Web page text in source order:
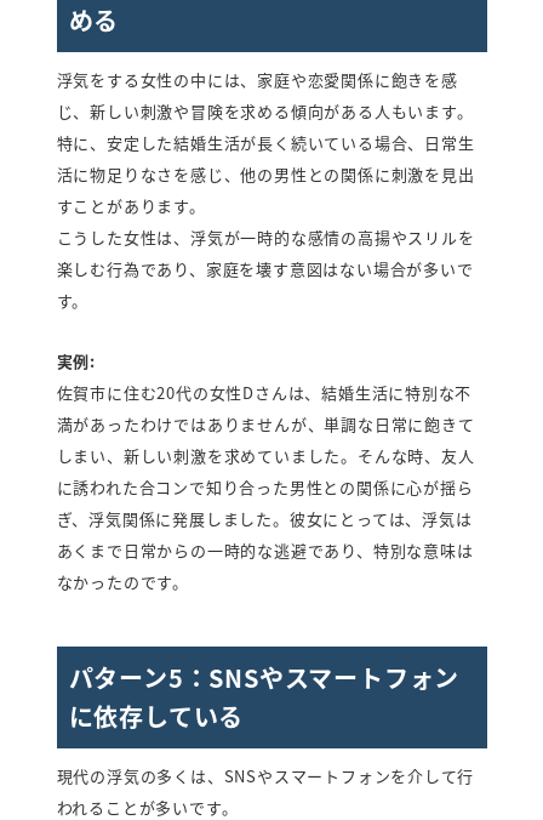
める
浮気をする女性の中には、家庭や恋愛関係に飽きを感
じ、新しい刺激や冒険を求める傾向がある人もいます。
特に、安定した結婚生活が長く続いている場合、日常生
活に物足りなさを感じ、他の男性との関係に刺激を見出
すことがあります。
こうした女性は、浮気が一時的な感情の高揚やスリルを
楽しむ行為であり、家庭を壊す意図はない場合が多いで
す。
実例:
佐賀市に住む20代の女性Dさんは、結婚生活に特別な不
満があったわけではありませんが、単調な日常に飽きて
しまい、新しい刺激を求めていました。そんな時、友人
に誘われた合コンで知り合った男性との関係に心が揺ら
ぎ、浮気関係に発展しました。彼女にとっては、浮気は
あくまで日常からの一時的な逃避であり、特別な意味は
なかったのです。
パターン5：SNSやスマートフォン
に依存している
現代の浮気の多くは、SNSやスマートフォンを介して行
われることが多いです。